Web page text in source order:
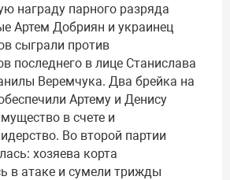
награду парного разряда
Артем Добриян и украинец
сыграли против
последнего в лице Станислава
Веремчука. Два брейка на
Артему и Денису
в счете и
Во второй партии
хозяева корта
в атаке и сумели трижды